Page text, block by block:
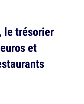
le trésorier
et